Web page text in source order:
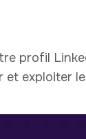
profil
et exploiter